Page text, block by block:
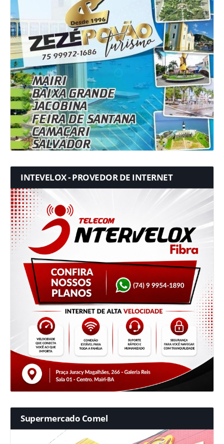
INTEVELOX - PROVEDOR DE INTERNET
Supermercado Comel